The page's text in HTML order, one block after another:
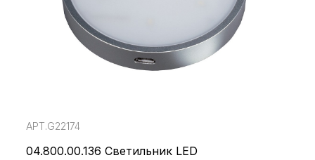
АРТ.G22174
04.800.00.136 Светильник LED